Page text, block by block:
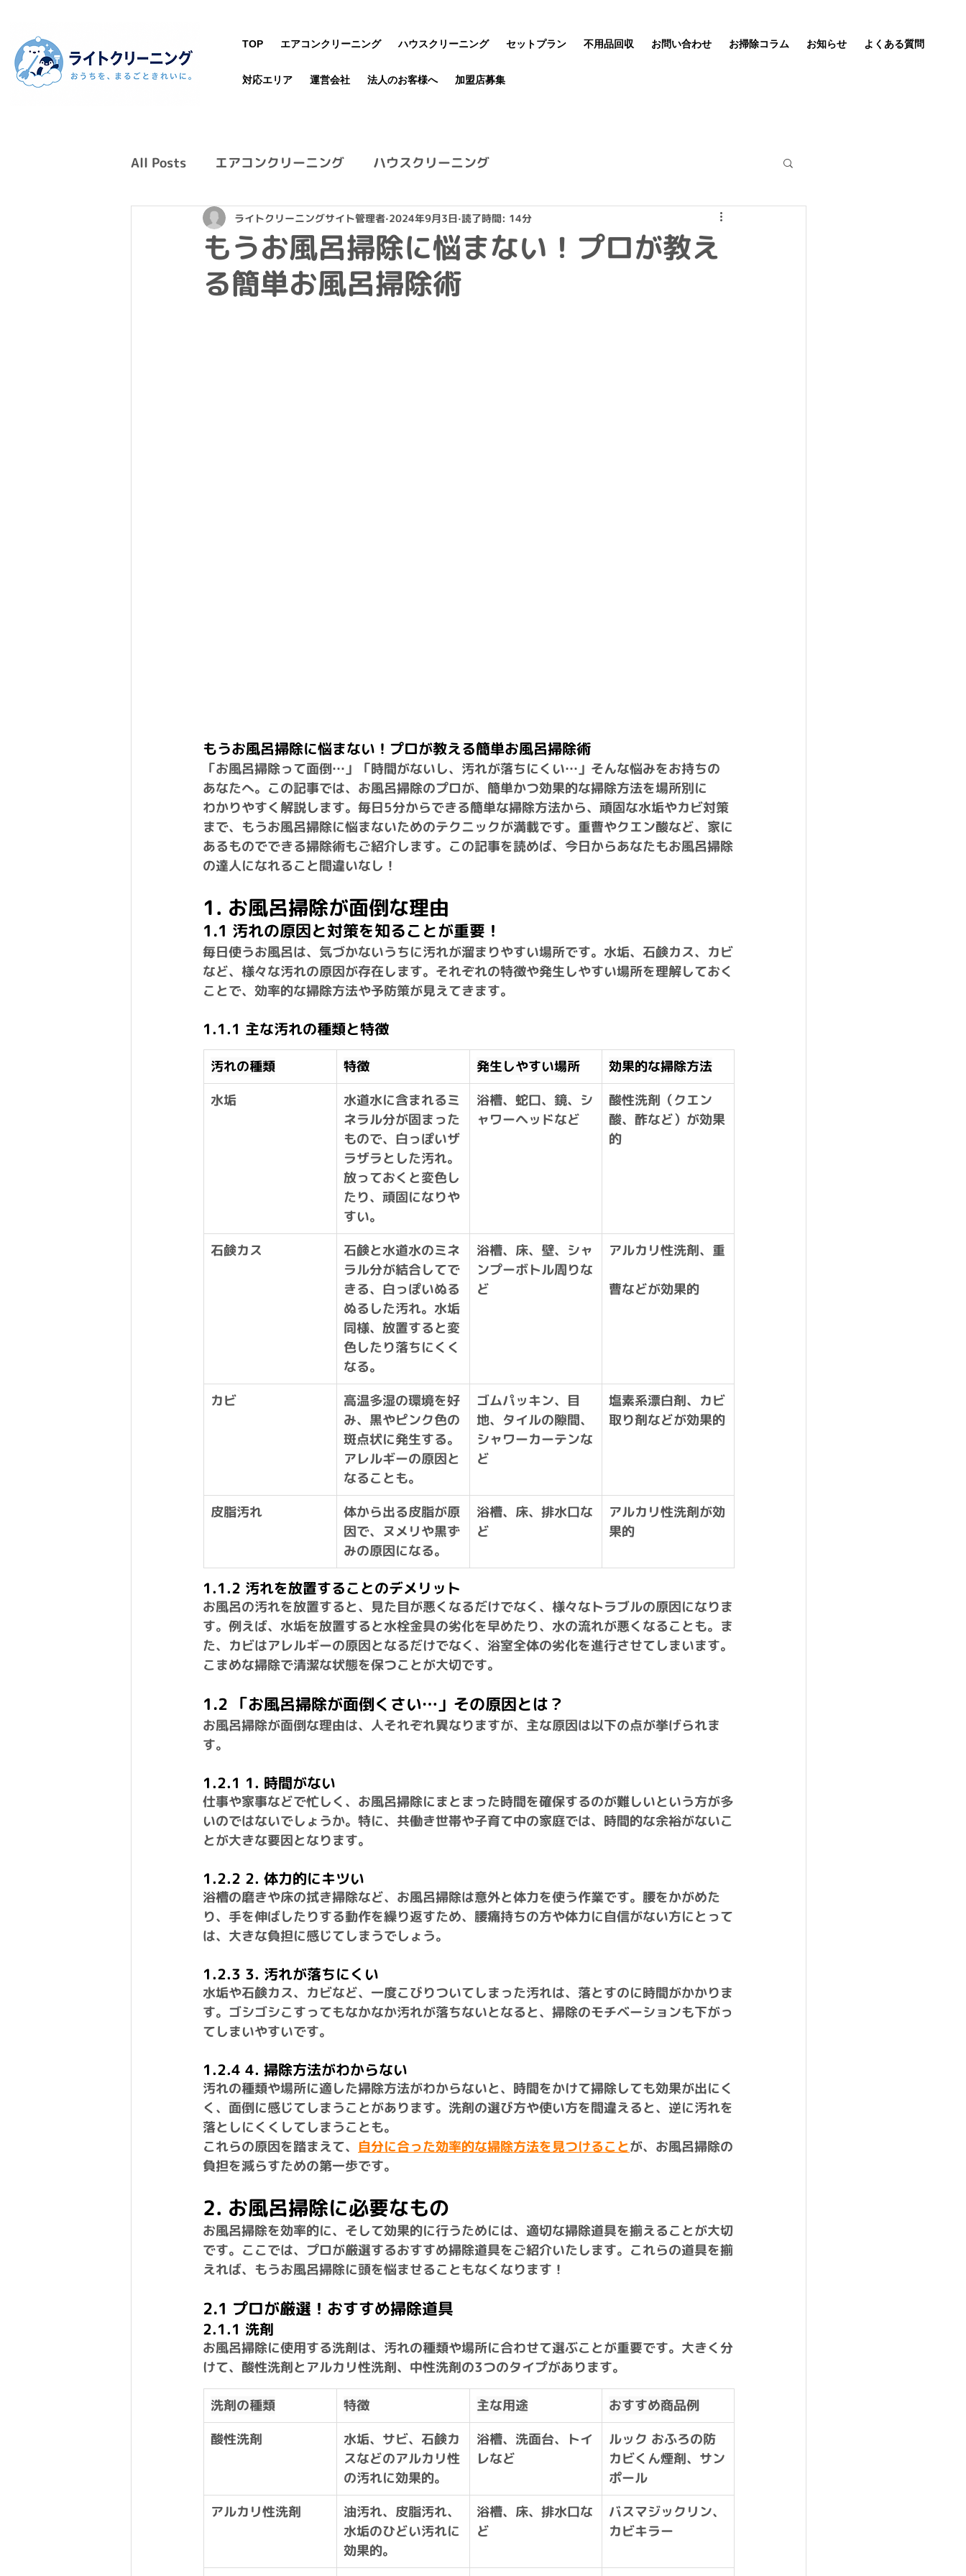
TOP エアコンクリーニング ハウスクリーニング セットプラン 不用品回収 お問い合わせ お掃除コラム お知らせ よくある質問
対応エリア 運営会社 法人のお客様へ 加盟店募集
All Posts エアコンクリーニング ハウスクリーニング
もうお風呂掃除に悩まない！プロが教え
る簡単お風呂掃除術
ライトクリーニングサイト管理者 2024年9月3日 読了時間: 14分
もうお風呂掃除に悩まない！プロが教える簡単お風呂掃除術
「お風呂掃除って面倒…」「時間がないし、汚れが落ちにくい…」そんな悩みをお持ちの
あなたへ。この記事では、お風呂掃除のプロが、簡単かつ効果的な掃除方法を場所別に
わかりやすく解説します。毎日5分からできる簡単な掃除方法から、頑固な水垢やカビ対策
まで、もうお風呂掃除に悩まないためのテクニックが満載です。重曹やクエン酸など、家に
あるものでできる掃除術もご紹介します。この記事を読めば、今日からあなたもお風呂掃除
の達人になれること間違いなし！
1. お風呂掃除が面倒な理由
1.1 汚れの原因と対策を知ることが重要！
毎日使うお風呂は、気づかないうちに汚れが溜まりやすい場所です。水垢、石鹸カス、カビ
など、様々な汚れの原因が存在します。それぞれの特徴や発生しやすい場所を理解しておく
ことで、効率的な掃除方法や予防策が見えてきます。
1.1.1 主な汚れの種類と特徴
汚れの種類 特徴 発生しやすい場所
効果的な掃除方法
水垢
水道水に含まれるミ
ネラル分が固まった
もので、白っぽいザ
ラザラとした汚れ。
放っておくと変色し
たり、頑固になりや
すい。
浴槽、蛇口、鏡、シ
ャワーヘッドなど
酸性洗剤（クエン
酸、酢など）が効果
的
石鹸カス
石鹸と水道水のミネ
ラル分が結合してで
きる、白っぽいぬる
ぬるした汚れ。水垢
同様、放置すると変
色したり落ちにくく
なる。
浴槽、床、壁、シャ
ンプーボトル周りな
ど
アルカリ性洗剤、重
曹などが効果的
カビ
高温多湿の環境を好
み、黒やピンク色の
斑点状に発生する。
アレルギーの原因と
なることも。
ゴムパッキン、目
地、タイルの隙間、
シャワーカーテンな
ど
塩素系漂白剤、カビ
取り剤などが効果的
皮脂汚れ
体から出る皮脂が原
因で、ヌメリや黒ず
みの原因になる。
浴槽、床、排水口な
ど
アルカリ性洗剤が効
果的
1.1.2 汚れを放置することのデメリット
お風呂の汚れを放置すると、見た目が悪くなるだけでなく、様々なトラブルの原因になりま
す。例えば、水垢を放置すると水栓金具の劣化を早めたり、水の流れが悪くなることも。ま
た、カビはアレルギーの原因となるだけでなく、浴室全体の劣化を進行させてしまいます。
こまめな掃除で清潔な状態を保つことが大切です。
1.2 「お風呂掃除が面倒くさい…」その原因とは？
お風呂掃除が面倒な理由は、人それぞれ異なりますが、主な原因は以下の点が挙げられま
す。
1.2.1 1. 時間がない
仕事や家事などで忙しく、お風呂掃除にまとまった時間を確保するのが難しいという方が多
いのではないでしょうか。特に、共働き世帯や子育て中の家庭では、時間的な余裕がないこ
とが大きな要因となります。
1.2.2 2. 体力的にキツい
浴槽の磨きや床の拭き掃除など、お風呂掃除は意外と体力を使う作業です。腰をかがめた
り、手を伸ばしたりする動作を繰り返すため、腰痛持ちの方や体力に自信がない方にとって
は、大きな負担に感じてしまうでしょう。
1.2.3 3. 汚れが落ちにくい
水垢や石鹸カス、カビなど、一度こびりついてしまった汚れは、落とすのに時間がかかりま
す。ゴシゴシこすってもなかなか汚れが落ちないとなると、掃除のモチベーションも下がっ
てしまいやすいです。
1.2.4 4. 掃除方法がわからない
汚れの種類や場所に適した掃除方法がわからないと、時間をかけて掃除しても効果が出にく
く、面倒に感じてしまうことがあります。洗剤の選び方や使い方を間違えると、逆に汚れを
落としにくくしてしまうことも。
これらの原因を踏まえて、 自分に合った効率的な掃除方法を見つけることが、お風呂掃除の
負担を減らすための第一歩です。
2. お風呂掃除に必要なもの
お風呂掃除を効率的に、そして効果的に行うためには、適切な掃除道具を揃えることが大切
です。ここでは、プロが厳選するおすすめ掃除道具をご紹介いたします。これらの道具を揃
えれば、もうお風呂掃除に頭を悩ませることもなくなります！
2.1 プロが厳選！おすすめ掃除道具
2.1.1 洗剤
お風呂掃除に使用する洗剤は、汚れの種類や場所に合わせて選ぶことが重要です。大きく分
けて、 酸性洗剤とアルカリ性洗剤、 中性洗剤の3つのタイプがあります。
洗剤の種類 特徴 主な用途
おすすめ商品例
酸性洗剤
水垢、サビ、石鹸カ
スなどのアルカリ性
の汚れに効果的。
浴槽、洗面台、トイ
レなど
ルック おふろの防
カビくん煙剤、サン
ポール
アルカリ性洗剤
油汚れ、皮脂汚れ、
水垢のひどい汚れに
効果的。
浴槽、床、排水口な
ど
バスマジックリン、
カビキラー